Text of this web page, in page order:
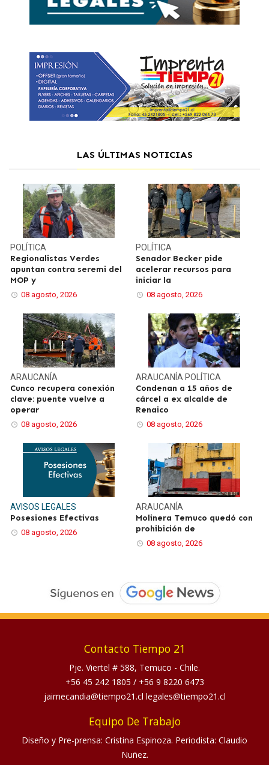
LAS ÚLTIMAS NOTICIAS
POLÍTICA
Regionalistas Verdes
apuntan contra seremi del
MOP y
08 agosto, 2026
POLÍTICA
Senador Becker pide
acelerar recursos para
iniciar la
08 agosto, 2026
ARAUCANÍA
Cunco recupera conexión
clave: puente vuelve a
operar
08 agosto, 2026
ARAUCANÍA POLÍTICA
Condenan a 15 años de
cárcel a ex alcalde de
Renaico
08 agosto, 2026
AVISOS LEGALES
Posesiones Efectivas
08 agosto, 2026
ARAUCANÍA
Molinera Temuco quedó con
prohibición de
08 agosto, 2026
Contacto Tiempo 21
Pje. Viertel # 588, Temuco - Chile.
+56 45 242 1805 / +56 9 8220 6473
jaimecandia@tiempo21.cl legales@tiempo21.cl
Equipo De Trabajo
Diseño y Pre-prensa: Cristina Espinoza. Periodista: Claudio
Nuñez.